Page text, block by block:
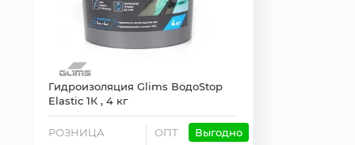
Гидроизоляция Glims ВодоStop
Elastic 1К , 4 кг
РОЗНИЦА ОПТ Выгодно